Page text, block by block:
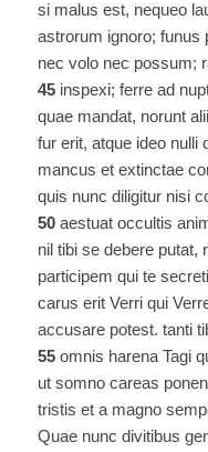
si malus est, nequeo
astrorum ignoro; funus
nec volo nec possum;
45inspexi; ferre ad
quae mandat, norunt
fur erit, atque ideo nulli
mancus et extinctae
quis nunc diligitur nisi
50aestuat occultis
nil tibi se debere putat,
participem qui te
carus erit Verri qui
accusare potest. tanti
55omnis harena Tagi
ut somno careas
tristis et a magno
Quae nunc divitibus